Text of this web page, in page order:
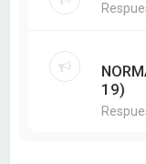
19)